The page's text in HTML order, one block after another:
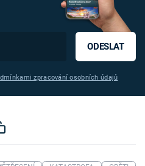
ODESLAT
zpracování osobních údajů